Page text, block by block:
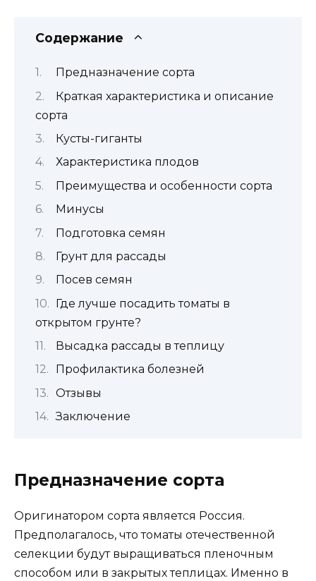
Содержание
Предназначение сорта
Краткая характеристика и описание
сорта
Кусты-гиганты
Характеристика плодов
Преимущества и особенности сорта
Минусы
Подготовка семян
Грунт для рассады
Посев семян
Где лучше посадить томаты в
открытом грунте?
Высадка рассады в теплицу
Профилактика болезней
Отзывы
Заключение
Предназначение сорта
Оригинатором сорта является Россия.
Предполагалось, что томаты отечественной
селекции будут выращиваться пленочным
способом или в закрытых теплицах. Именно в